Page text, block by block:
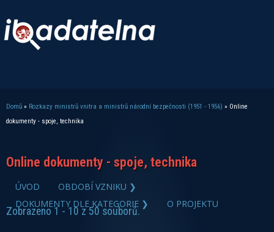
Jste zde
Domů » Rozkazy ministrů vnitra a ministrů národní bezpečnosti (1951 - 1956) » Online
dokumenty - spoje, technika
Online dokumenty - spoje, technika
ÚVOD
OBDOBÍ VZNIKU ❯
DOKUMENTY DLE KATEGORIE ❯
O PROJEKTU
Zobrazeno 1 - 10 z 50 souborů.
zobrazit PDF dokument